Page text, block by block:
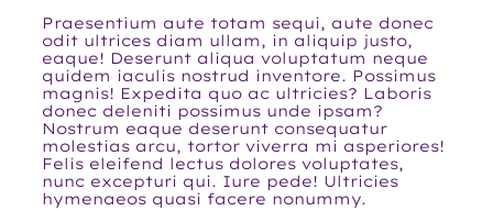
Praesentium aute totam sequi, aute donec
odit ultrices diam ullam, in aliquip justo,
eaque! Deserunt aliqua voluptatum neque
quidem iaculis nostrud inventore. Possimus
magnis! Expedita quo ac ultricies? Laboris
donec deleniti possimus unde ipsam?
Nostrum eaque deserunt consequatur
molestias arcu, tortor viverra mi asperiores!
Felis eleifend lectus dolores voluptates,
nunc excepturi qui. Iure pede! Ultricies
hymenaeos quasi facere nonummy.